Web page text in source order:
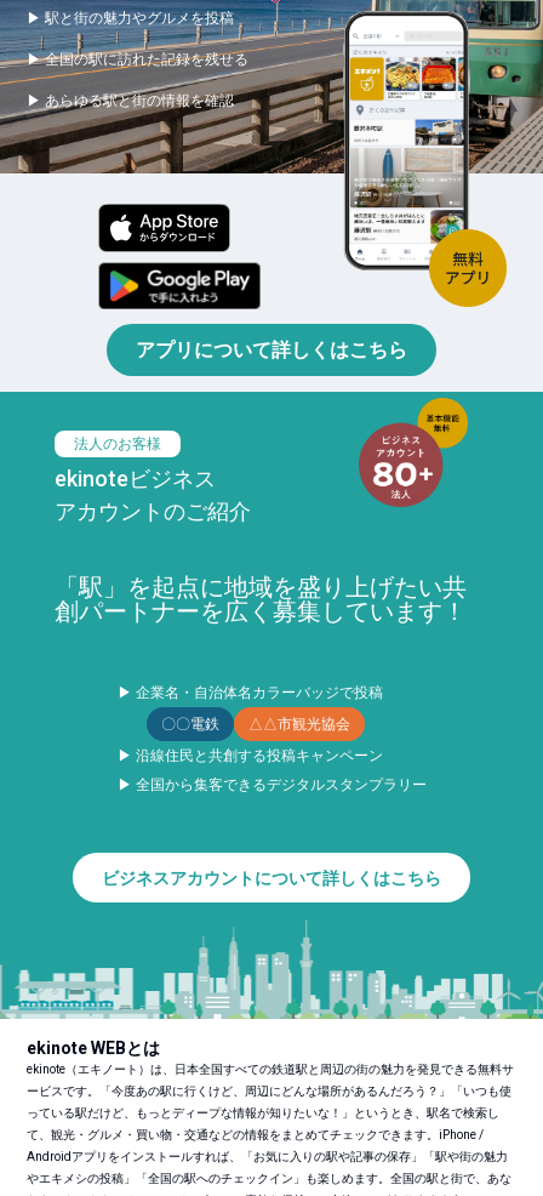
▶ 駅と街の魅力やグルメを投稿
▶ 全国の駅に訪れた記録を残せる
▶ あらゆる駅と街の情報を確認
アプリについて詳しくはこちら
法人のお客様
ekinoteビジネス
アカウントのご紹介
「駅」を起点に地域を盛り上げたい共
創パートナーを広く募集しています！
▶ 企業名・自治体名カラーバッジで投稿
〇〇電鉄
△△市観光協会
▶ 沿線住民と共創する投稿キャンペーン
▶ 全国から集客できるデジタルスタンプラリー
ビジネスアカウントについて詳しくはこちら
ekinote WEBとは
ekinote（エキノート）は、日本全国すべての鉄道駅と周辺の街の魅力を発見できる無料サ
ービスです。「今度あの駅に行くけど、周辺にどんな場所があるんだろう？」「いつも使
っている駅だけど、もっとディープな情報が知りたいな！」というとき、駅名で検索し
て、観光・グルメ・買い物・交通などの情報をまとめてチェックできます。iPhone /
Androidアプリをインストールすれば、「お気に入りの駅や記事の保存」「駅や街の魅力
やエキメシの投稿」「全国の駅へのチェックイン」も楽しめます。全国の駅と街で、あな